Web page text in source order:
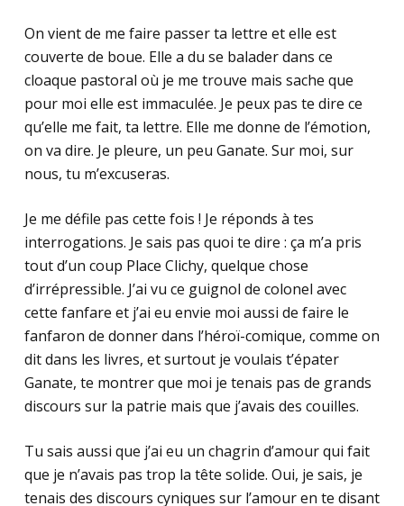
On vient de me faire passer ta lettre et elle est
couverte de boue. Elle a du se balader dans ce
cloaque pastoral où je me trouve mais sache que
pour moi elle est immaculée. Je peux pas te dire ce
qu’elle me fait, ta lettre. Elle me donne de l’émotion,
on va dire. Je pleure, un peu Ganate. Sur moi, sur
nous, tu m’excuseras.
Je me défile pas cette fois ! Je réponds à tes
interrogations. Je sais pas quoi te dire : ça m’a pris
tout d’un coup Place Clichy, quelque chose
d’irrépressible. J’ai vu ce guignol de colonel avec
cette fanfare et j’ai eu envie moi aussi de faire le
fanfaron de donner dans l’héroï-comique, comme on
dit dans les livres, et surtout je voulais t’épater
Ganate, te montrer que moi je tenais pas de grands
discours sur la patrie mais que j’avais des couilles.
Tu sais aussi que j’ai eu un chagrin d’amour qui fait
que je n’avais pas trop la tête solide. Oui, je sais, je
tenais des discours cyniques sur l’amour en te disant